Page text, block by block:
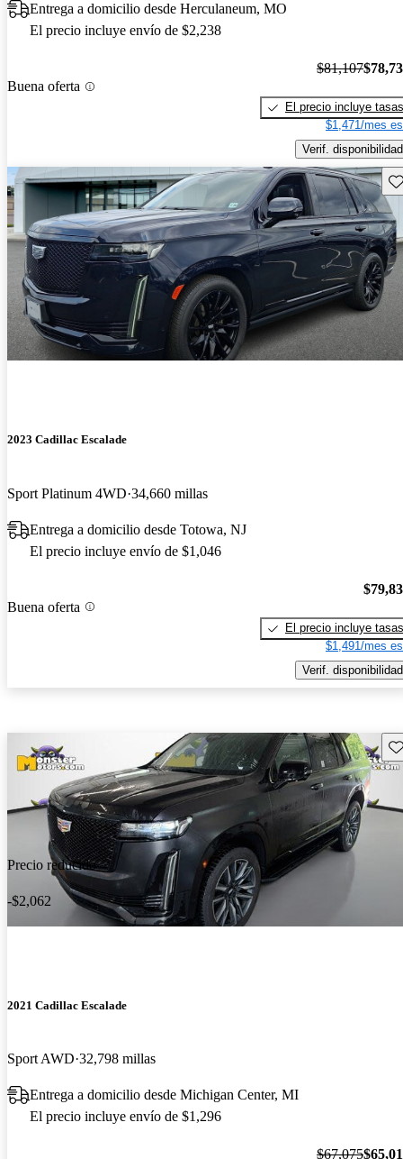
Entrega a domicilio desde Herculaneum, MO
El precio incluye envío de $2,238
Buena oferta
$81,107
El precio incluye tasas
$1,471/mes
Verif. disponibilidad
2023 Cadillac Escalade
Sport Platinum 4WD 34,660 millas
Entrega a domicilio desde Totowa, NJ
El precio incluye envío de $1,046
Buena oferta
El precio incluye tasas
$1,491/mes
Verif. disponibilidad
Precio reducido
-$2,062
2021 Cadillac Escalade
Sport AWD 32,798 millas
Entrega a domicilio desde Michigan Center, MI
El precio incluye envío de $1,296
$67,075